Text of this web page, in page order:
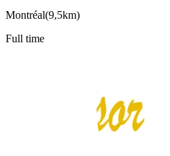
Montréal(9,5km)
Full time